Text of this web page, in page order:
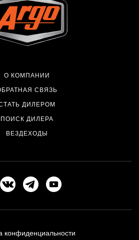
О КОМПАНИИ
СВЯЗЬ
ДИЛЕРОМ
ПОИСК ДИЛЕРА
ВЕЗДЕХОДЫ
конфиденциальности